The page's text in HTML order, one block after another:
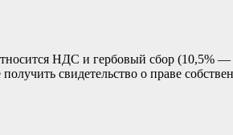
НДС и гербовый сбор (10,5%
свидетельство о праве